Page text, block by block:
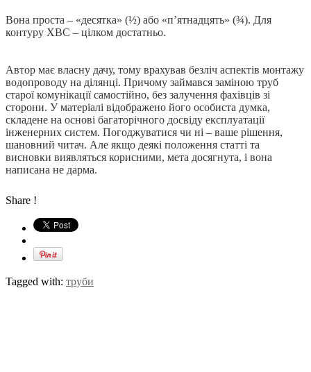
Вона проста – «десятка» (½) або «п’ятнадцять» (¾). Для
контуру ХВС – цілком достатньо.
Автор має власну дачу, тому врахував безліч аспектів монтажу
водопроводу на ділянці. Причому займався заміною труб
старої комунікації самостійно, без залучення фахівців зі
сторони. У матеріалі відображено його особиста думка,
складене на основі багаторічного досвіду експлуатації
інженерних систем. Погоджуватися чи ні – ваше рішення,
шановний читач. Але якщо деякі положення статті та
висновки виявляться корисними, мета досягнута, і вона
написана не дарма.
Share !
Tagged with: труби